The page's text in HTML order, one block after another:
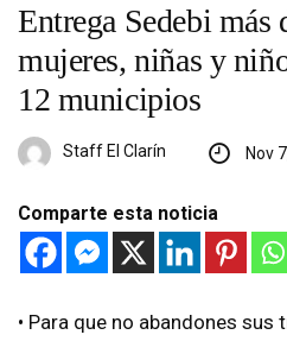
Entrega Sedebi más
mujeres, niñas y
12 municipios
Staff El Clarín Nov
Comparte esta noticia
•⁠ ⁠Para que no abandones